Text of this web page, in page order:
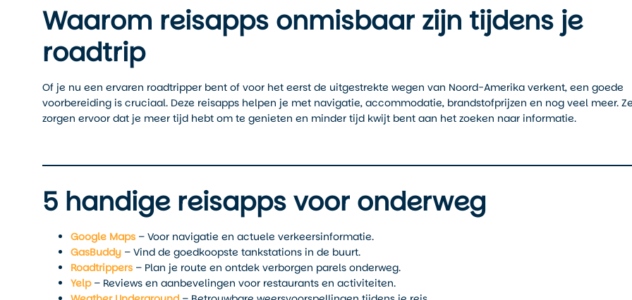
Waarom reisapps onmisbaar zijn tijdens je
roadtrip
Of je nu een ervaren roadtripper bent of voor het eerst de uitgestrekte wegen van Noord-Amerika verkent, een goede
voorbereiding is cruciaal. Deze reisapps helpen je met navigatie, accommodatie, brandstofprijzen en nog veel meer.
zorgen ervoor dat je meer tijd hebt om te genieten en minder tijd kwijt bent aan het zoeken naar informatie.
5 handige reisapps voor onderweg
Google Maps – Voor navigatie en actuele verkeersinformatie.
GasBuddy – Vind de goedkoopste tankstations in de buurt.
Roadtrippers – Plan je route en ontdek verborgen parels onderweg.
Yelp– Reviews en aanbevelingen voor restaurants en activiteiten.